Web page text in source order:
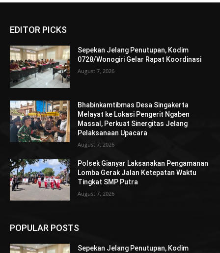
EDITOR PICKS
Sepekan Jelang Penutupan, Kodim
0728/Wonogiri Gelar Rapat Koordinasi
August 7, 2026
Bhabinkamtibmas Desa Singakerta
Melayat ke Lokasi Pengerit Ngaben
Massal, Perkuat Sinergitas Jelang
Pelaksanaan Upacara
August 7, 2026
Polsek Gianyar Laksanakan Pengamanan
Lomba Gerak Jalan Ketepatan Waktu
Tingkat SMP Putra
August 7, 2026
POPULAR POSTS
Sepekan Jelang Penutupan, Kodim